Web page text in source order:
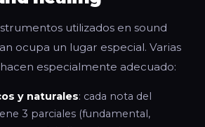
utilizados en sound
ocupa un lugar especial. Varias
especialmente adecuado:
y naturales: cada nota del
3 parciales (fundamental,